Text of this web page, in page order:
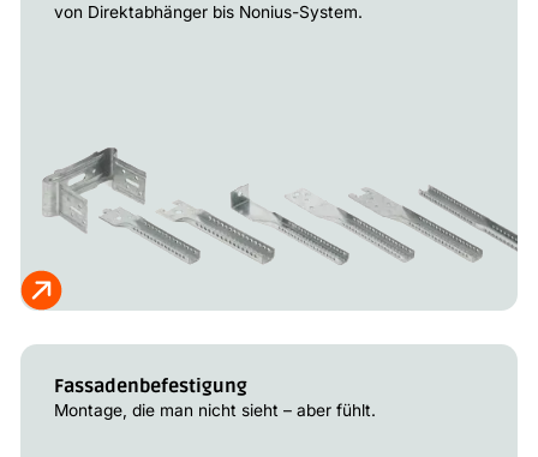
von Direktabhänger bis Nonius-System.
Fassadenbefestigung
Montage, die man nicht sieht – aber fühlt.